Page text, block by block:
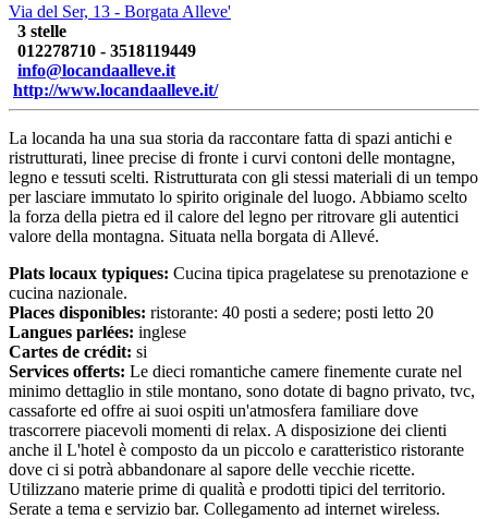
Via del Ser, 13 - Borgata Alleve'
3 stelle
012278710 - 3518119449
info@locandaalleve.it
http://www.locandaalleve.it/
La locanda ha una sua storia da raccontare fatta di spazi antichi e
ristrutturati, linee precise di fronte i curvi contoni delle montagne,
legno e tessuti scelti. Ristrutturata con gli stessi materiali di un tempo
per lasciare immutato lo spirito originale del luogo. Abbiamo scelto
la forza della pietra ed il calore del legno per ritrovare gli autentici
valore della montagna. Situata nella borgata di Allevé.
Plats locaux typiques: Cucina tipica pragelatese su prenotazione e
cucina nazionale.
Places disponibles: ristorante: 40 posti a sedere; posti letto 20
Langues parlées: inglese
Cartes de crédit: si
Services offerts: Le dieci romantiche camere finemente curate nel
minimo dettaglio in stile montano, sono dotate di bagno privato, tvc,
cassaforte ed offre ai suoi ospiti un'atmosfera familiare dove
trascorrere piacevoli momenti di relax. A disposizione dei clienti
anche il L'hotel è composto da un piccolo e caratteristico ristorante
dove ci si potrà abbandonare al sapore delle vecchie ricette.
Utilizzano materie prime di qualità e prodotti tipici del territorio.
Serate a tema e servizio bar. Collegamento ad internet wireless.